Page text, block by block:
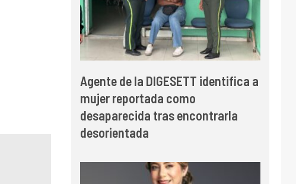
Agente de la DIGESETT identifica a
mujer reportada como
desaparecida tras encontrarla
desorientada